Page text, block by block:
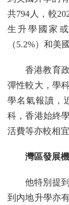
共794人，較
生升學國家
（5.2%）和美
香港教育
彈性較大，學
學名氣報讀，
科，香港始終
活費等亦較相
灣區發展
他特別提
到內地升學亦